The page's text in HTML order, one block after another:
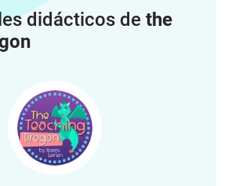
didácticos de the